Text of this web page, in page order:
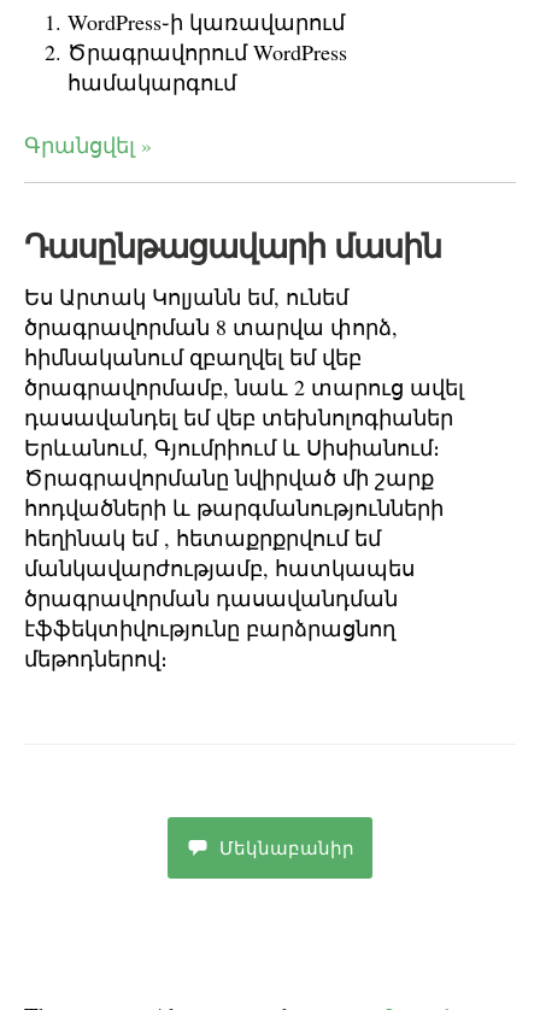
WordPress֊ի կառավարում
Ծրագրավորում WordPress
համակարգում
Գրանցվել »
Դասընթացավարի մասին
Ես Արտակ Կոլյանն եմ, ունեմ
ծրագրավորման 8 տարվա փորձ,
հիմնականում զբաղվել եմ վեբ
ծրագրավորմամբ, նաև 2 տարուց ավել
դասավանդել եմ վեբ տեխնոլոգիաներ
Երևանում, Գյումրիում և Սիսիանում։
Ծրագրավորմանը նվիրված մի շարք
հոդվածների և թարգմանությունների
հեղինակ եմ , հետաքրքրվում եմ
մանկավարժությամբ, հատկապես
ծրագրավորման դասավանդման
էֆֆեկտիվությունը բարձրացնող
մեթոդներով։
Մեկնաբանիր